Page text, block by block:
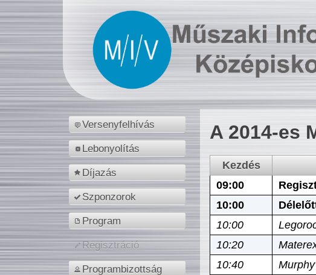
Versenyfelhívás
Lebonyolítás
Díjazás
Szponzorok
Program
Regisztráció
Programbizottság
A 2014-es
Kezdés
09:00
10:00
10:00
10:20
10:40